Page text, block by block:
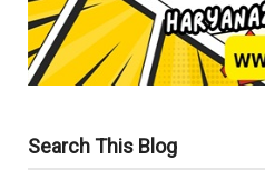
Search This Blog